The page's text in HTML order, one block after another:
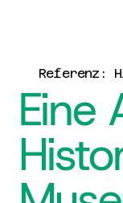
Referenz:
Eine